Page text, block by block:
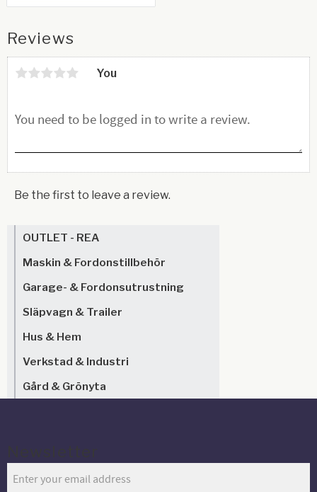
Reviews
You
Be the first to leave a review.
OUTLET - REA
Maskin & Fordonstillbehör
Garage- & Fordonsutrustning
Släpvagn & Trailer
Hus & Hem
Verkstad & Industri
Gård & Grönyta